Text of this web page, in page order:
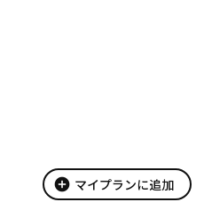
add_circle マイプランに追加